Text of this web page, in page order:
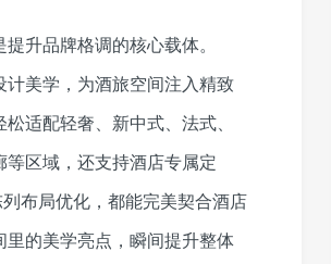
升品牌格调的核心载体。
美学，为酒旅空间注入精致
适配轻奢、新中式、法式、
区域，还支持酒店专属定
布局优化，都能完美契合酒店
的美学亮点，瞬间提升整体